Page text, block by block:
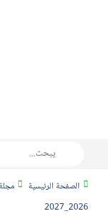
الصفحة الرئيسية
2026_2027